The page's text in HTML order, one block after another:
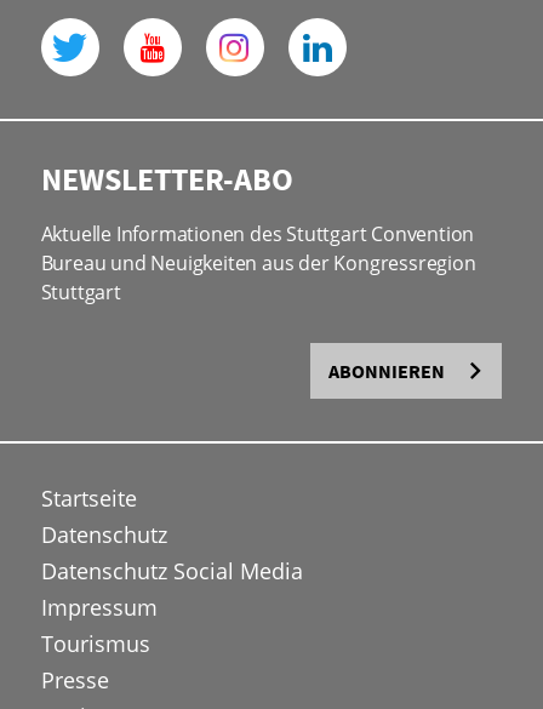
NEWSLETTER-ABO
Aktuelle Informationen des Stuttgart Convention
Bureau und Neuigkeiten aus der Kongressregion
Stuttgart
ABONNIEREN
Startseite
Datenschutz
Datenschutz Social Media
Impressum
Tourismus
Presse